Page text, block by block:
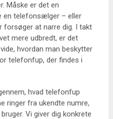
Måske er det en
en telefonsælger – eller
forsøger at narre dig. I takt
mere udbredt, er det
hvordan man beskytter
telefonfup, der findes i
hvad telefonfup
ringer fra ukendte numre,
Vi giver dig konkrete